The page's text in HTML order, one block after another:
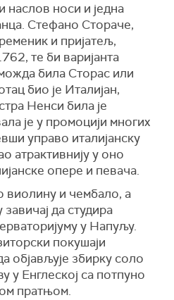
наслов носи и једна
Стефано Стораче,
и пријатељ,
те би варијанта
била Сторас или
био је Италијан,
Ненси била је
је у промоцији многих
управо италијанску
атрактивнију у оно
опере и певача.
виолину и чембало, а
да студира
у Напуљу.
покушаји
објављује збирку соло
у Енглеској са потпуно
пратњом.